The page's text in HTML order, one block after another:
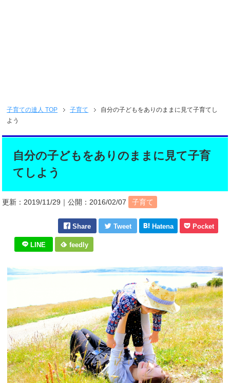
子育ての達人 TOP 子育て
自分の子どもをありのままに見て子育てし
よう
自分の子どもをありのままに見て子育
てしよう
更新：2019/11/29 ｜公開：2016/02/07 子育て
Share Tweet Hatena Pocket
LINE feedly